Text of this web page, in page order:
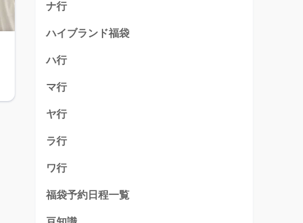
ナ行
ハイブランド福袋
ハ行
マ行
ヤ行
ラ行
ワ行
福袋予約日程一覧